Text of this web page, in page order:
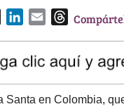
k
e
d
l
T
e
a
d
Santa en Colombia,